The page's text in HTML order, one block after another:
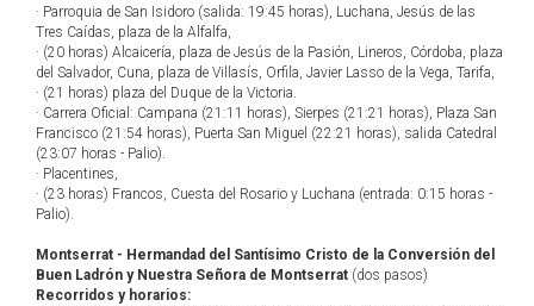
· Parroquia de San Isidoro (salida: 19:45 horas), Luchana, Jesús de las
Tres Caídas, plaza de la Alfalfa,
· (20 horas) Alcaicería, plaza de Jesús de la Pasión, Lineros, Córdoba, plaza
del Salvador, Cuna, plaza de Villasís, Orfila, Javier Lasso de la Vega, Tarifa,
· (21 horas) plaza del Duque de la Victoria.
· Carrera Oficial: Campana (21:11 horas), Sierpes (21:21 horas), Plaza San
Francisco (21:54 horas), Puerta San Miguel (22:21 horas), salida Catedral
(23:07 horas - Palio).
· Placentines,
· (23 horas) Francos, Cuesta del Rosario y Luchana (entrada: 0:15 horas -
Palio).
Montserrat - Hermandad del Santísimo Cristo de la Conversión del
Buen Ladrón y Nuestra Señora de Montserrat (dos pasos)
Recorridos y horarios: